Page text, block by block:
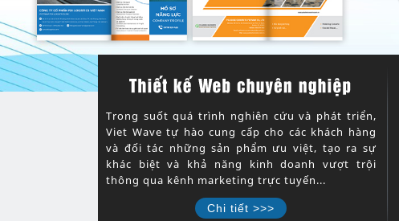
Trong suốt quá trình nghiên cứu và phát triển,
Viet Wave tự hào cung cấp cho các khách hàng
và đối tác những sản phẩm ưu việt, tạo ra sự
khác biệt và khả năng kinh doanh vượt trội
thông qua kênh marketing trực tuyến...
Chi tiết >>>